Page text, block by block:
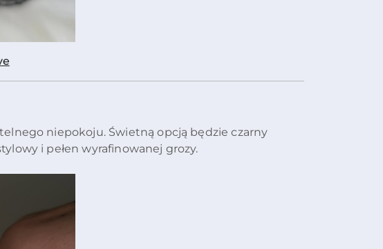
niepokoju. Świetną opcją będzie czarny
i pełen wyrafinowanej grozy.